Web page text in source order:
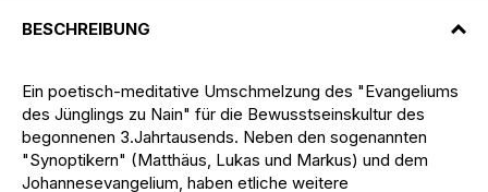
BESCHREIBUNG
Ein poetisch-meditative Umschmelzung des "Evangeliums
des Jünglings zu Nain" für die Bewusstseinskultur des
begonnenen 3.Jahrtausends. Neben den sogenannten
"Synoptikern" (Matthäus, Lukas und Markus) und dem
Johannesevangelium, haben etliche weitere